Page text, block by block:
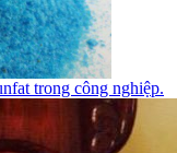
trong công nghiệp.